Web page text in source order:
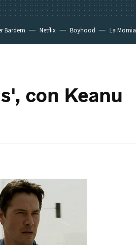
Bardem Netflix Boyhood La Momia
con Keanu